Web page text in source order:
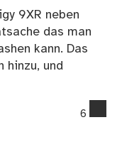
9XR neben
das man
kann. Das
hinzu, und
6